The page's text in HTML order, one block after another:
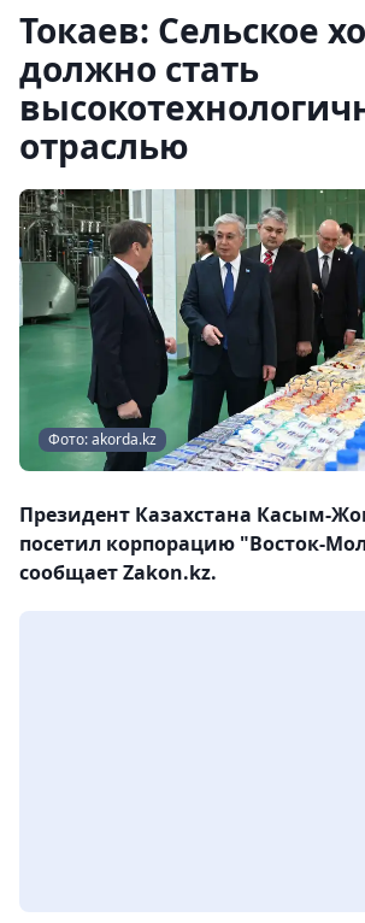
Токаев: Сельское
должно стать
отраслью
Фото: akorda.kz
Президент Казахстана Касым-
посетил корпорацию "Восток-
сообщает Zakon.kz.